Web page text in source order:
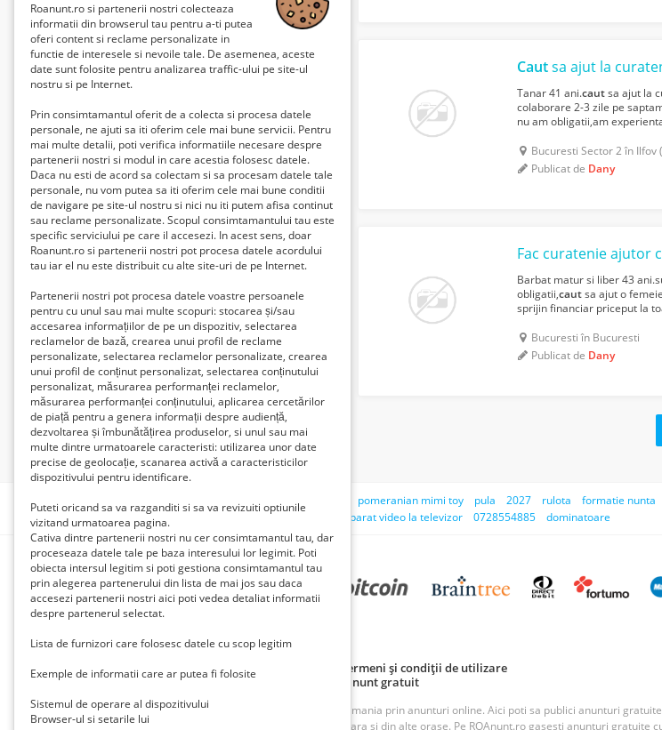
Cautsa ajut la
Tanar 41 ani.cautsa ajut la
colaborare 2-3 zile pe
nu am obligatii,am
Bucuresti Sector 2 în Ilfov
Publicat de Dany
Fac curatenie ajutor
Barbat matur si liber 43
obligatii,cautsa ajut o
sprijin financiar priceput la
Bucuresti în Bucuresti
Publicat de Dany
Roanunt.ro si partenerii nostri colecteaza
informatii din browserul tau pentru a-ti putea
oferi content si reclame personalizate in
functie de interesele si nevoile tale. De asemenea, aceste
date sunt folosite pentru analizarea traffic-ului pe site-ul
nostru si pe Internet.
Prin consimtamantul oferit de a colecta si procesa datele
personale, ne ajuti sa iti oferim cele mai bune servicii. Pentru
mai multe detalii, poti verifica informatiile necesare despre
partenerii nostri si modul in care acestia folosesc datele.
Daca nu esti de acord sa colectam si sa procesam datele tale
personale, nu vom putea sa iti oferim cele mai bune conditii
de navigare pe site-ul nostru si nici nu iti putem afisa continut
sau reclame personalizate. Scopul consimtamantului tau este
specific serviciului pe care il accesezi. In acest sens, doar
Roanunt.ro si partenerii nostri pot procesa datele acordului
tau iar el nu este distribuit cu alte site-uri de pe Internet.
Partenerii nostri pot procesa datele voastre persoanele
pentru cu unul sau mai multe scopuri: stocarea și/sau
accesarea informațiilor de pe un dispozitiv, selectarea
reclamelor de bază, crearea unui profil de reclame
personalizate, selectarea reclamelor personalizate, crearea
unui profil de conținut personalizat, selectarea conținutului
personalizat, măsurarea performanței reclamelor,
măsurarea performanței conținutului, aplicarea cercetărilor
de piață pentru a genera informații despre audiență,
dezvoltarea și îmbunătățirea produselor, si unul sau mai
multe dintre urmatoarele caracteristi: utilizarea unor date
precise de geolocație, scanarea activă a caracteristicilor
dispozitivului pentru identificare.
Puteti oricand sa va razganditi si sa va revizuiti optiunile
vizitand urmatoarea pagina.
Cativa dintre partenerii nostri nu cer consimtamantul tau, dar
proceseaza datele tale pe baza interesului lor legimit. Poti
obiecta intersul legitim si poti gestiona consimtamantul tau
prin alegerea partenerului din lista de mai jos sau daca
accesezi partenerii nostri aici poti vedea detaliat informatii
despre partenerul selectat.
Lista de furnizori care folosesc datele cu scop legitim
Exemple de informatii care ar putea fi folosite
Sistemul de operare al dispozitivului
Browser-ul si setarile lui
Căutări recente: caut b ciobănesc caucazian pomeranian mimi toy pula 2027 rulota formatie nunta
volanta golf 5"
food truck cablu conectare aparat video la televizor 0728554885 dominatoare
PARTENERII NOȘTRI
Politică de confidențialitate Politica cookie
Termeni și condiții de utilizare
Principii de publicare anunț gratuit
Cum adaug anunt gratuit
ROAnunt este o platforma de vanzare si cumparare din Romania prin anunturi online. Aici poti sa publici anunturi
oferte foarte bune din Bucuresti, Iasi, Cluj, Craiova, Timisoara si din alte orase. Pe ROAnunt.ro gasesti anunturi gratuite